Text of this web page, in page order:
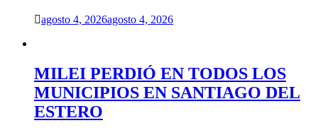
agosto 4, 2026agosto 4, 2026
MILEI PERDIÓ EN TODOS LOS
MUNICIPIOS EN SANTIAGO DEL
ESTERO